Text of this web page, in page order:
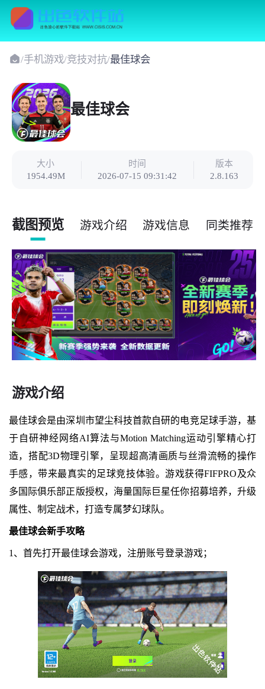
/手机游戏/竞技对抗/最佳球会
最佳球会
大小
1954.49M
时间
2026-07-15 09:31:42
版本
2.8.163
截图预览 游戏介绍 游戏信息 同类推荐
游戏介绍
最佳球会是由深圳市望尘科技首款自研的电竞足球手游，基
于自研神经网络AI算法与Motion Matching运动引擎精心打
造，搭配3D物理引擎，呈现超高清画质与丝滑流畅的操作
手感，带来最真实的足球竞技体验。游戏获得FIFPRO及众
多国际俱乐部正版授权，海量国际巨星任你招募培养，升级
属性、制定战术，打造专属梦幻球队。
最佳球会新手攻略
1、首先打开最佳球会游戏，注册账号登录游戏；